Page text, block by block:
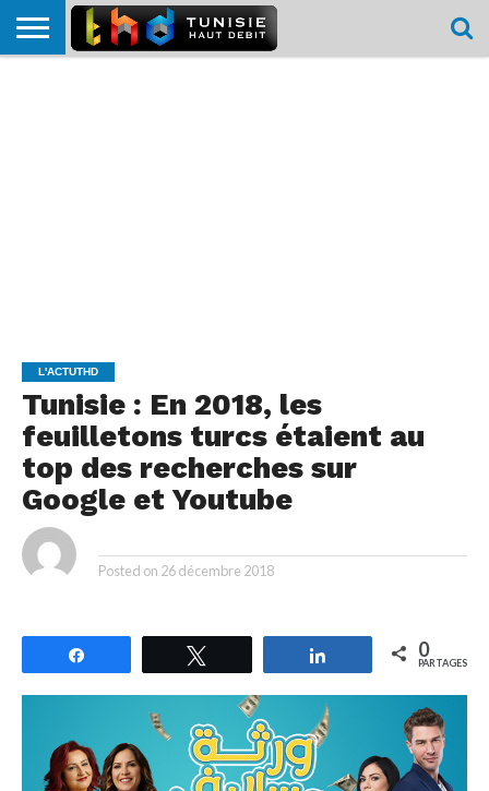
L'ACTUTHD
Tunisie : En 2018, les
feuilletons turcs étaient au
top des recherches sur
Google et Youtube
Posted on 26 décembre 2018
Partagez 0
PARTAGES